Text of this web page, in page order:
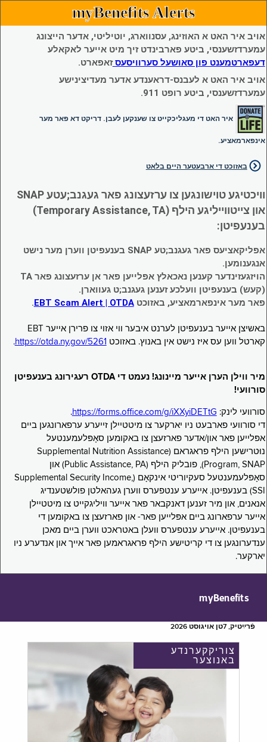
myBenefits Alerts
אויב איר האט א האוזינג, עסנווארג, יוטיליטי, אדער הייצונג
עמערדזשענסי, ביטע פארבינדט זיך מיט אייער לאקאלע
דעפארטמענט פון סאושעל סערוויסעסזאפארט.
אויב איר האט א לעבנס-דראענדע אדער מעדיצינישע
עמערדזשענסי, ביטע רופט 911.
איר האט די מעגליכקייט צו שענקען לעבן. דריקט דא פאר מער
אינפארמאציע.
באזוכט די ארבעטער היים בלאט
וויכטיגע טוישונגען צו ערזעצונג פאר געגנב;עטע SNAP
און צייטווייליגע הילף (Temporary Assistance, TA)
בענעפיטן:
אפליקאציעס פאר געגנב;טע SNAP בענעפיטן ווערן מער נישט
אנגענומען.
הויזגעזינדער קענען נאכאלץ אפּלייען פאר אן ערזעצונג פאר TA
(קעש) בענעפיטן וועלכע זענען געגנב;ט געווארן.
פאר מער אינפארמאציע, באזוכטEBT Scam Alert | OTDA
.
באשיצן אייער בענעפיטן לערנט איבער ווי אזוי צו פרירן אייער EBT
קארטל ווען עס איז נישט אין באנוץ. באזוכט https://otda.ny.gov/5261
.
מיר ווילן הערן אייער מיינונג! נעמט די OTDA רעגירונג בענעפיטן
סורוועי!
סורוועי לינק: https://forms.office.com/g/iXXyiDETtG
.
די סורוועי פארבעט ניו יארקער צו מיטטיילן זייערע ערפארונגען ביים
אפּלייען פאר און/אדער פארזעצן צו באקומען סאָפּלעמענטעל
נוּטרישען הילף פראגראם (Supplemental Nutrition Assistance
Program, SNAP), פובליק הילף (Public Assistance, PA) און
סאָפּלעמענטעל סעקיוריטי אינקאָם (Supplemental Security Income,
SSI) בענעפיטן. אייערע ענטפערס ווערן געהאלטן פולשטענדיג
אנאנים, און מיר זענען דאנקבאר פאר אייער וויליגקייט צו מיטטיילן
אייער ערפארונג ביים אפּלייען פאר- און פארזעצן צו באקומען די
בענעפיטן. אייערע ענטפערס וועלן באטראכט ווערן ביים מאכן
ענדערונגען צו די קריטישע הילף פראגראמען פאר אייך און אנדערע ניו
יארקער.
myBenefits
פֿרײַטיק, 7טן אויגוסט 2026
צוריקקערנדע
באנוצער